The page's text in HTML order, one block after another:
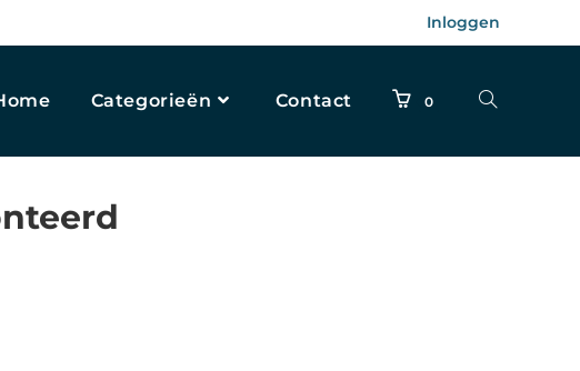
Inloggen
Categorieën Contact 0